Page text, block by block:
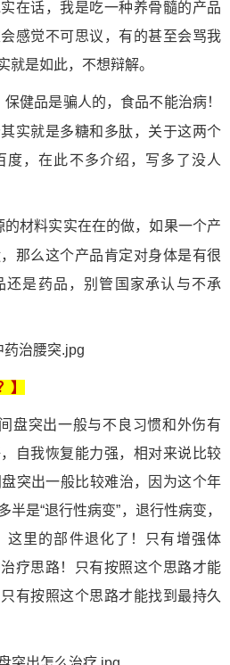
在话，我是吃一种养骨髓的产品
感觉不可思议，有的甚至会骂我
就是如此，不想辩解。
健品是骗人的，食品不能治病！
实就是多糖和多肽，关于这两个
度，在此不多介绍，写多了没人
材料实实在在的做，如果一个产
，那么这个产品肯定对身体是有很
是药品，别管国家承认与不承
】
盘突出一般与不良习惯和外伤有
自我恢复能力强，相对来说比较
突出一般比较难治，因为这个年
是“退行性病变”，退行性病变，
这里的部件退化了！只有增强体
疗思路！只有按照这个思路才能
有按照这个思路才能找到最持久